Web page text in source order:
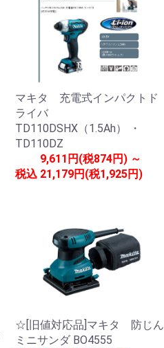
マキタ 充電式インパクトド
ライバ
TD110DSHX（1.5Ah） ・
TD110DZ
税込
9,611円(税874円) ～
21,179円(税1,925円)
☆[旧値対応品]マキタ 防じん
ミニサンダ BO4555